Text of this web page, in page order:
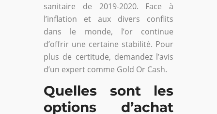
sanitaire de 2019-2020. Face à
l’inflation et aux divers conflits
dans le monde, l’or continue
d’offrir une certaine stabilité. Pour
plus de certitude, demandez l’avis
d’un expert comme Gold Or Cash.
Quelles sont les
options d’achat